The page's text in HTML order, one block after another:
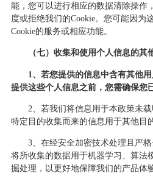
能，您可以进行相应的数据清除操作
度或拒绝我们的Cookie。您可能因为
Cookie的服务或相应功能。
（七）收集和使用个人信息的其
1、若您提供的信息中含有其他
提供这些个人信息之前，您需确保您
2、若我们将信息用于本政策未
特定目的收集而来的信息用于其他目
3、在经安全加密技术处理且严
将所收集的数据用于机器学习、算法
掘处理，以更好地保障我们的产品体